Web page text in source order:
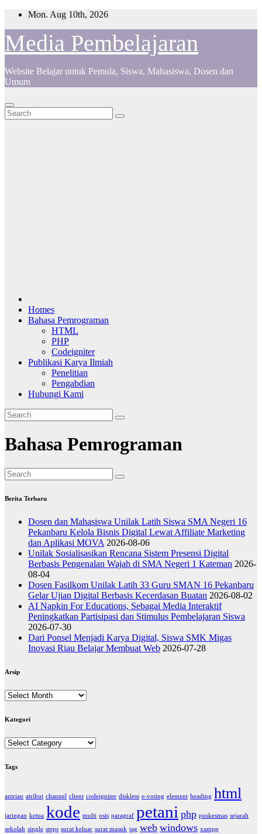
Skip
content
Mon. Aug 10th, 2026
Media Pembelajaran
Website Belajar untuk Pemula, Siswa, Mahasiswa, Dosen dan
Umum
Homes
Bahasa Pemrograman
HTML
PHP
Codeigniter
Publikasi Karya Ilmiah
Penelitian
Pengabdian
Hubungi Kami
Bahasa Pemrograman
Berita Terbaru
Dosen dan Mahasiswa Unilak Latih Siswa SMA Negeri 16
Pekanbaru Kelola Bisnis Digital Lewat Affiliate Marketing
dan Aplikasi MOVA 2026-08-06
Unilak Sosialisasikan Rencana Sistem Presensi Digital
Berbasis Pengenalan Wajah di SMA Negeri 1 Kateman 2026-
08-04
Dosen Fasilkom Unilak Latih 33 Guru SMAN 16 Pekanbaru
Gelar Ujian Digital Berbasis Kecerdasan Buatan 2026-08-02
AI Napkin For Educations, Sebagai Media Interaktif
Peningkatkan Partisipasi dan Stimulus Pembelajaran Siswa
2026-07-30
Dari Ponsel Menjadi Karya Digital, Siswa SMK Migas
Inovasi Riau Belajar Membuat Web 2026-07-28
Arsip
Arsip
Kategori
Kategori
Tags
antrian atribut channel client codeigniter diskless e-voting element heading html
jaringan ketua kode multi osis paragraf petani php puskesmas sejarah
sekolah single steps surat keluar surat masuk tag web windows xampp